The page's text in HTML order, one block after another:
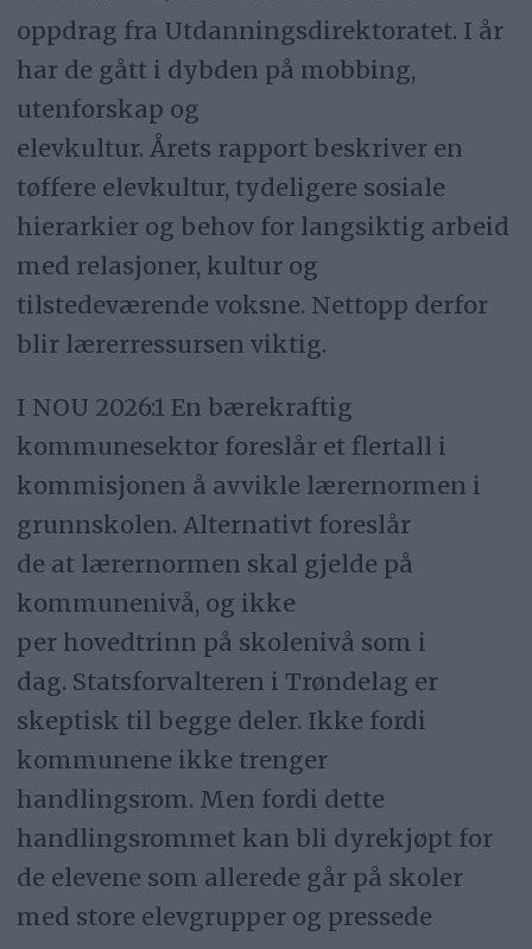
oppdrag fra Utdanningsdirektoratet. I år
har de gått i dybden på mobbing,
utenforskap og
elevkultur. Årets rapport beskriver en
tøffere elevkultur, tydeligere sosiale
hierarkier og behov for langsiktig arbeid
med relasjoner, kultur og
tilstedeværende voksne. Nettopp derfor
blir lærerressursen viktig.
I NOU 2026:1 En bærekraftig
kommunesektor foreslår et flertall i
kommisjonen å avvikle lærernormen i
grunnskolen. Alternativt foreslår
de at lærernormen skal gjelde på
kommunenivå, og ikke
per hovedtrinn på skolenivå som i
dag. Statsforvalteren i Trøndelag er
skeptisk til begge deler. Ikke fordi
kommunene ikke trenger
handlingsrom. Men fordi dette
handlingsrommet kan bli dyrekjøpt for
de elevene som allerede går på skoler
med store elevgrupper og pressede